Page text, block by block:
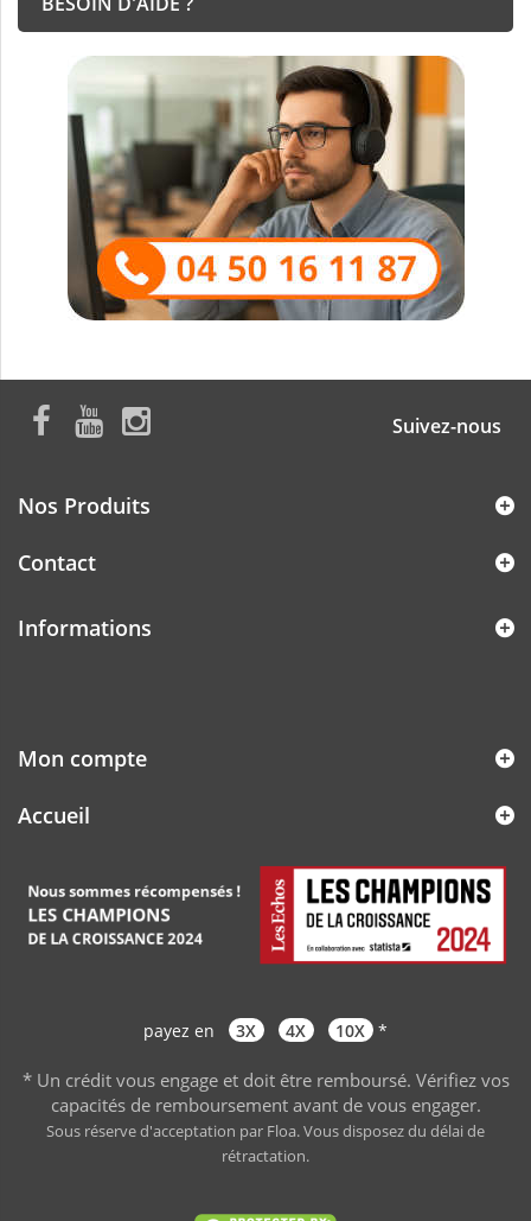
Suivez-nous
Nos Produits
Contact
Informations
Mon compte
Accueil
payez en 3X 4X 10X *
* Un crédit vous engage et doit être remboursé. Vérifiez vos
capacités de remboursement avant de vous engager.
Sous réserve d'acceptation par Floa. Vous disposez du délai de
rétractation.